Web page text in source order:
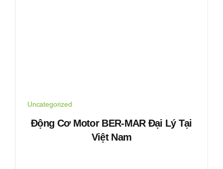
Uncategorized
Động Cơ Motor BER-MAR Đại Lý Tại
Việt Nam